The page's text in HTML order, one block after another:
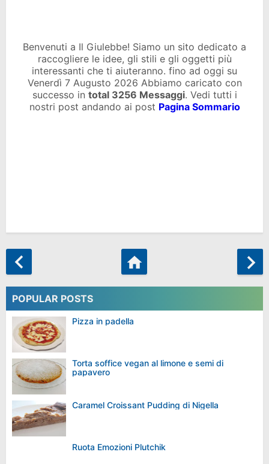
Benvenuti a Il Giulebbe! Siamo un sito dedicato a
raccogliere le idee, gli stili e gli oggetti più
interessanti che ti aiuteranno. fino ad oggi su
Venerdì 7 Augusto 2026 Abbiamo caricato con
successo in total 3256 Messaggi. Vedi tutti i
nostri post andando ai post Pagina Sommario
POPULAR POSTS
Pizza in padella
Torta soffice vegan al limone e semi di
papavero
Caramel Croissant Pudding di Nigella
Ruota Emozioni Plutchik